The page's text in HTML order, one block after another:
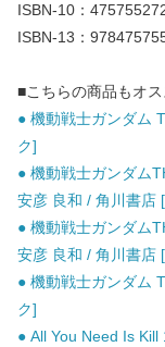
ISBN-10：
ISBN-13：
■こちらの商品もオ
● 機動戦士ガンダム
ク]
● 機動戦士ガンダム
安彦 良和 / 角川書店
● 機動戦士ガンダム
安彦 良和 / 角川書店
● 機動戦士ガンダム
ク]
● All You Need Is